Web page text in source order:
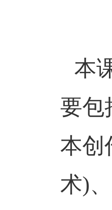
本
要包
本创
术)